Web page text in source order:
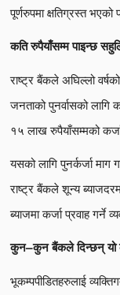
पूर्णरुपमा क्षतिग्रस्त
कति रुपैयाँसम्म पाइन्छ
राष्ट्र बैंकले अघिल्लो
जनताको पुनर्वासको लागि
१५ लाख रुपैयाँसम्मको
यसको लागि पुनर्कर्जा माग
राष्ट्र बैंकले शून्य
ब्याजमा कर्जा प्रवाह गर्ने
कुन–कुन बैंकले दिन्छन् यो
भूकम्पपीडितहरुलाई